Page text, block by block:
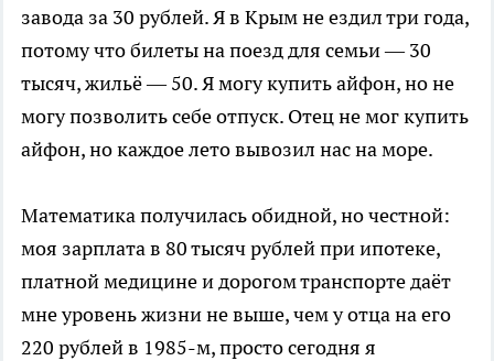
завода за 30 рублей. Я в Крым не ездил три года,
потому что билеты на поезд для семьи — 30
тысяч, жильё — 50. Я могу купить айфон, но не
могу позволить себе отпуск. Отец не мог купить
айфон, но каждое лето вывозил нас на море.
Математика получилась обидной, но честной:
моя зарплата в 80 тысяч рублей при ипотеке,
платной медицине и дорогом транспорте даёт
мне уровень жизни не выше, чем у отца на его
220 рублей в 1985-м, просто сегодня я